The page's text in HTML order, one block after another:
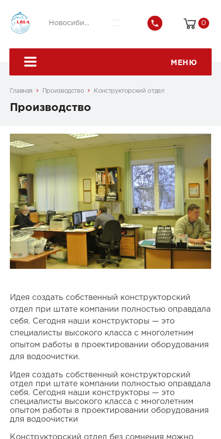
Новосибирск
8 800 301-08-
+7 (4722) 56-
0
МЕНЮ
Главная Производство Конструкторский отдел
Производство
Идея создать собственный конструкторский
отдел при штате компании полностью оправдала
себя. Сегодня наши конструкторы — это
специалисты высокого класса с многолетним
опытом работы в проектировании оборудования
для водоочистки.
Идея создать собственный конструкторский
отдел при штате компании полностью оправдала
себя. Сегодня наши конструкторы — это
специалисты высокого класса с многолетним
опытом работы в проектировании оборудования
для водоочистки
Конструкторский отдел без сомнения можно